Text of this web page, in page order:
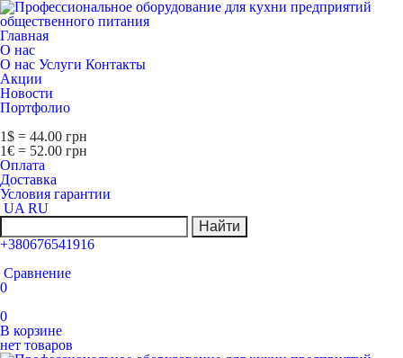
Главная
О нас
О нас Услуги Контакты
Акции
Новости
Портфолио
1$ = 44.00 грн
1€ = 52.00 грн
Оплата
Доставка
Условия гарантии
UA RU
Найти
+380676541916
Сравнение
0
0
В корзине
нет товаров